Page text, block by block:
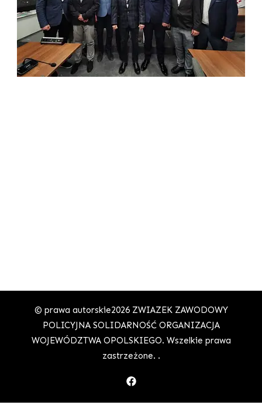
© prawa autorskie2026 ZWIAZEK ZAWODOWY
POLICYJNA SOLIDARNOŚĆ ORGANIZACJA
WOJEWÓDZTWA OPOLSKIEGO. Wszelkie prawa
zastrzeżone. .